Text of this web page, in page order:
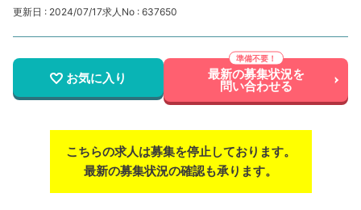
更新日 : 2024/07/17求人No : 637650
お気に入り 最新の募集状況を
問い合わせる
こちらの求人は募集を停止しております。
最新の募集状況の確認も承ります。